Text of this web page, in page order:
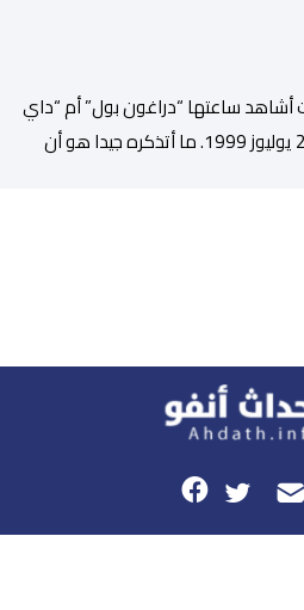
أشاهد ساعتها “دراغون بول” أم “داي
الشجاع” مساء يوم الجمعة 23 يوليوز 1999. ما أتذكره جيدا هو أن